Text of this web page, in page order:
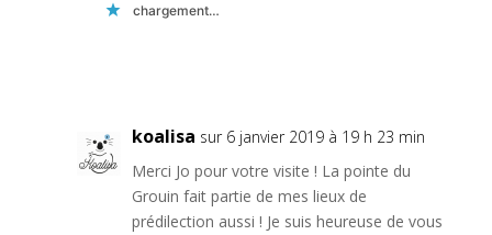
chargement…
koalisa sur 6 janvier 2019 à 19 h 23 min
Merci Jo pour votre visite ! La pointe du
Grouin fait partie de mes lieux de
prédilection aussi ! Je suis heureuse de vous